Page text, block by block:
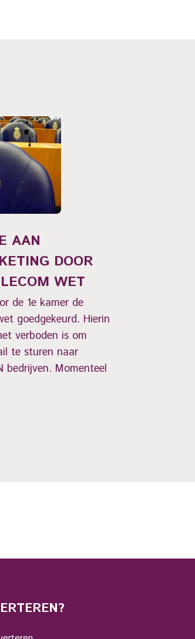
AAN
DOOR
WET
de 1e kamer de
goedgekeurd. Hierin
verboden is om
te sturen naar
bedrijven. Momenteel